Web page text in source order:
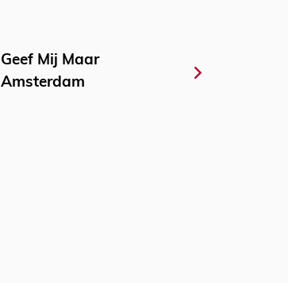
Geef Mij Maar
Amsterdam